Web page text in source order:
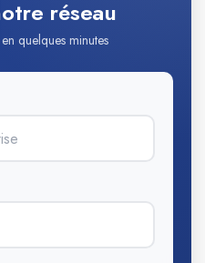
réseau
quelques minutes